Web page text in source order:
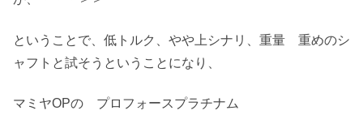
ということで、低トルク、やや上シナリ、重量 重めのシ
ャフトと試そうということになり、
マミヤOPの プロフォースプラチナム